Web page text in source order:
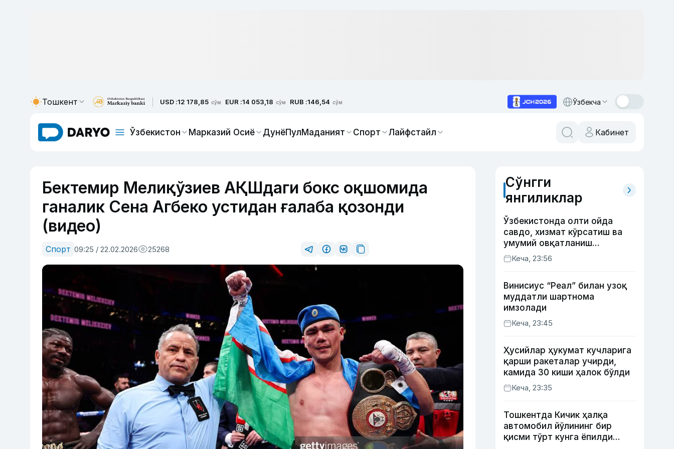
Тошкент USD :12 178,85 сўм EUR :14 053,18 сўм RUB :146,54 сўм Ўзбекча
Ўзбекистон Марказий Осиё ДунёПулМаданият Спорт Лайфстайл Кабинет
Бектемир Мелиқўзиев АҚШдаги бокс оқшомида
ганалик Сена Агбеко устидан ғалаба қозонди
(видео)
Спорт 09:25 / 22.02.2026 25268
Сўнгги
янгиликлар
Ўзбекистонда олти ойда
савдо, хизмат кўрсатиш ва
умумий овқатланиш
корхоналари қанча солиқ
тўлагани очиқланди
Кеча, 23:56
Винисиус “Реал” билан узоқ
муддатли шартнома
имзолади
Кеча, 23:45
Ҳусийлар ҳукумат кучларига
қарши ракеталар учирди,
камида 30 киши ҳалок бўлди
Кеча, 23:35
Тошкентда Кичик ҳалқа
автомобил йўлининг бир
қисми тўрт кунга ёпилди